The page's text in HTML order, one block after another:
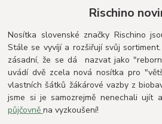
Rischino
Nosítka slovenské značky Rischino
Stále se vyvíjí a rozšiřují svůj
zásadní, že se dá nazvat jako
uvádí dvě zcela nová nosítka pro
vlastních šátků žákárové vazby z
jsme si je samozrejmě nenechali ujít
půjčovněna vyzkoušení!